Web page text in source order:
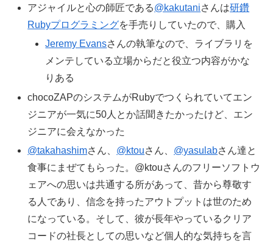
アジャイルと心の師匠である@kakutaniさんは研鑽
Rubyプログラミングを手売りしていたので、購入
Jeremy Evansさんの執筆なので、ライブラリを
メンテしている立場からだと役立つ内容がかな
りある
chocoZAPのシステムがRubyでつくられていてエン
ジニアが一気に50人とか話聞きたかったけど、エン
ジニアに会えなかった
@takahashimさん、 @ktouさん、 @yasulabさん達と
食事にまぜてもらった。@ktouさんのフリーソフトウ
ェアへの思いは共通する所があって、昔から尊敬す
る人であり、信念を持ったアウトプットは世のため
になっている。そして、彼が長年やっているクリア
コードの社長としての思いなど個人的な気持ちを言